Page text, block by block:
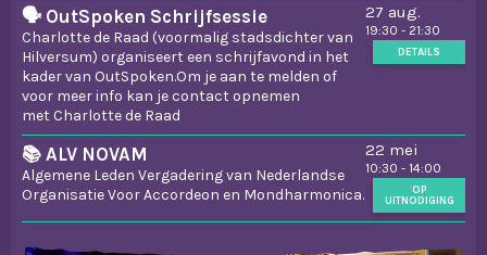
🗣️ OutSpoken Schrijfsessie
Charlotte de Raad (voormalig stadsdichter van
Hilversum) organiseert een schrijfavond in het
kader van OutSpoken.Om je aan te melden of
voor meer info kan je contact opnemen
met Charlotte de Raad
27 aug.
19:30 - 21:30
DETAILS
📚 ALV NOVAM
Algemene Leden Vergadering van Nederlandse
Organisatie Voor Accordeon en Mondharmonica.
22 mei
10:30 - 14:00
OP
UITNODIGING